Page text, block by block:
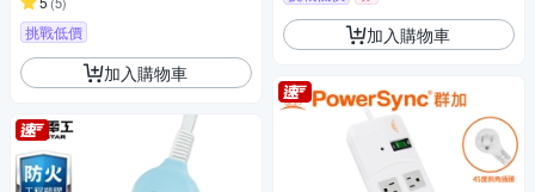
挑戰低價
加入購物車
加入購物車